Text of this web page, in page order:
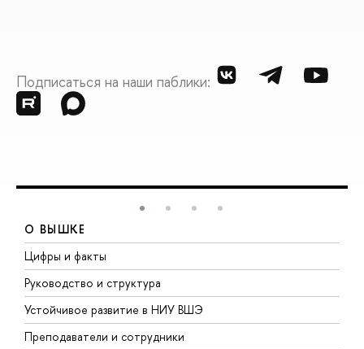
Подписаться на наши паблики:
О ВЫШКЕ
Цифры и факты
Руководство и структура
Устойчивое развитие в НИУ ВШЭ
Преподаватели и сотрудники